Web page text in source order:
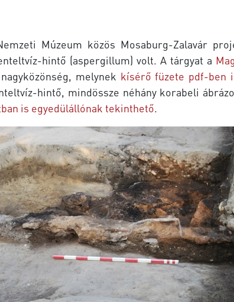
Múzeum közös Mosaburg-Zalavár
hintő (aspergillum) volt. A tárgyat a
melynek kísérő füzete pdf-ben
hintő, mindössze néhány korabeli
is egyedülállónak tekinthető.